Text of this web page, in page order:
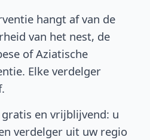
hangt af van de
van het nest, de
of Aziatische
Elke verdelger
gratis en vrijblijvend: u
verdelger uit uw regio